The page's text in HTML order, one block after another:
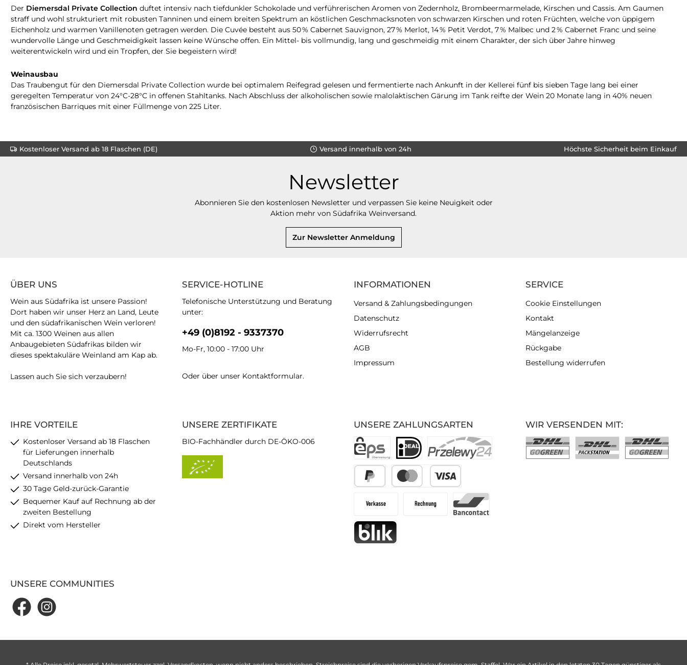
Der Diemersdal Private Collection duftet intensiv nach tiefdunkler Schokolade und verführerischen Aromen von Zedernholz, Brombeermarmelade, Kirschen und Cassis. Am Gaumen
straff und wohl strukturiert mit robusten Tanninen und einem breiten Spektrum an köstlichen Geschmacksnoten von schwarzen Kirschen und roten Früchten, welche von üppigem
Eichenholz und warmen Vanillenoten getragen werden. Die Cuvée besteht aus 50 % Cabernet Sauvignon, 27 % Merlot, 14 % Petit Verdot, 7 % Malbec und 2 % Cabernet Franc und seine
wundervolle Länge und Geschmeidigkeit lassen keine Wünsche offen. Ein Mittel- bis vollmundig, lang und geschmeidig mit einem Charakter, der sich über Jahre hinweg
weiterentwickeln wird und ein Tropfen, der Sie begeistern wird!
Weinausbau
Das Traubengut für den Diemersdal Private Collection wurde bei optimalem Reifegrad gelesen und fermentierte nach Ankunft in der Kellerei fünf bis sieben Tage lang bei einer
geregelten Temperatur von 24°C-28°C in offenen Stahltanks. Nach Abschluss der alkoholischen sowie malolaktischen Gärung im Tank reifte der Wein 20 Monate lang in 40% neuen
französischen Barriques mit einer Füllmenge von 225 Liter.
Kostenloser Versand ab 18 Flaschen (DE) Versand innerhalb von 24h Höchste Sicherheit beim Einkauf
Newsletter
Abonnieren Sie den kostenlosen Newsletter und verpassen Sie keine Neuigkeit oder
Aktion mehr von Südafrika Weinversand.
Zur Newsletter Anmeldung
SERVICE-HOTLINE
Telefonische Unterstützung und Beratung
unter:
+49 (0)8192 - 9337370
Mo-Fr, 10:00 - 17:00 Uhr
Oder über unser Kontaktformular.
IHRE VORTEILE
Kostenloser Versand ab 18 Flaschen
für Lieferungen innerhalb
Deutschlands
Versand innerhalb von 24h
30 Tage Geld-zurück-Garantie
Bequemer Kauf auf Rechnung ab der
zweiten Bestellung
Direkt vom Hersteller
UNSERE ZAHLUNGSARTEN
ÜBER UNS
Wein aus Südafrika ist unsere Passion!
Dort haben wir unser Herz an Land, Leute
und den südafrikanischen Wein verloren!
Mit ca. 1300 Weinen aus allen
Anbaugebieten Südafrikas bilden wir
dieses spektakuläre Weinland am Kap ab.
Lassen auch Sie sich verzaubern!
UNSERE ZERTIFIKATE
BIO-Fachhändler durch DE-ÖKO-006
INFORMATIONEN
Versand & Zahlungsbedingungen
Datenschutz
Widerrufsrecht
AGB
Impressum
SERVICE
Cookie Einstellungen
Kontakt
Mängelanzeige
Rückgabe
Bestellung widerrufen
UNSERE COMMUNITIES
WIR VERSENDEN MIT: